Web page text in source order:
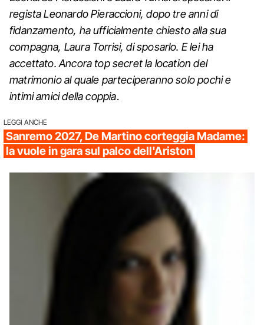
regista Leonardo Pieraccioni, dopo tre anni di
fidanzamento, ha ufficialmente chiesto alla sua
compagna, Laura Torrisi, di sposarlo. E lei ha
accettato. Ancora top secret la location del
matrimonio al quale parteciperanno solo pochi e
intimi amici della coppia.
LEGGI ANCHE
Sanremo 2027, De Martino corteggia Madame:
la vuole in gara sul palco dell'Ariston